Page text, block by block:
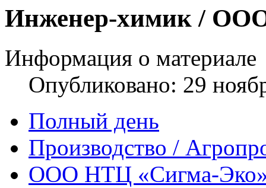
Шаблоны Joomla 3 здесь: http://www.joomla3x.ru/joomla3-
Инженер-химик /
Информация о материале
Опубликовано: 29
Полный день
Производство /
ООО НТЦ «Сигма-